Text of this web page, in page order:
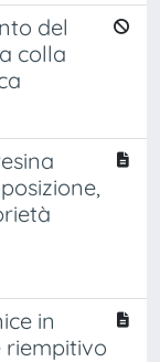
del
colla
in
riempitivo